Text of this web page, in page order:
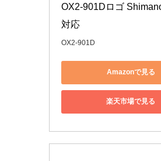
OX2-901Dロゴ
対応
OX2-901D
Amazonで見る
楽天市場で見る